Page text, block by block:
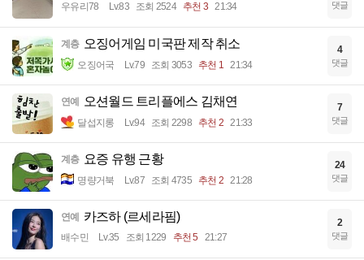
우유리78 Lv.83 조회 2524 추천 3 21:34 댓글
계층 오징어게임 미국판 제작 취소
오징어국 Lv.79 조회 3053 추천 1 21:34
4
댓글
연예 오션월드 트리플에스 김채연
달섭지롱 Lv.94 조회 2298 추천 2 21:33
7
댓글
계층 요증 유행 근황
명량거북 Lv.87 조회 4735 추천 2 21:28
24
댓글
연예 카즈하 (르세라핌)
배수민 Lv.35 조회 1229 추천 5 21:27
2
댓글